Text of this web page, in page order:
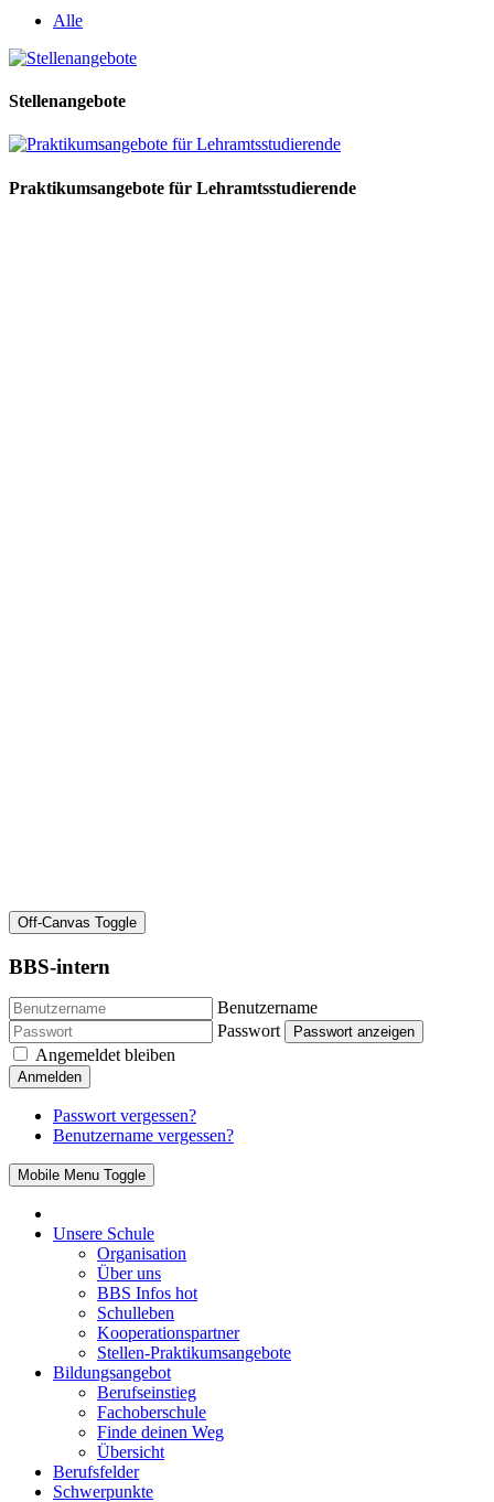
Alle
Stellenangebote
Praktikumsangebote für Lehramtsstudierende
Off-Canvas Toggle
BBS-intern
Benutzername
Passwort
Passwort anzeigen
Angemeldet bleiben
Anmelden
Passwort vergessen?
Benutzername vergessen?
Mobile Menu Toggle
Unsere Schule
Organisation
Über uns
BBS Infos hot
Schulleben
Kooperationspartner
Stellen-Praktikumsangebote
Bildungsangebot
Berufseinstieg
Fachoberschule
Finde deinen Weg
Übersicht
Berufsfelder
Schwerpunkte